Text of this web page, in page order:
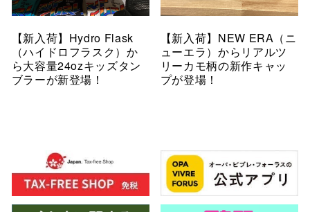
【新入荷】Hydro Flask
（ハイドロフラスク）か
ら大容量24ozキッズタン
ブラーが新登場！
【新入荷】NEW ERA（ニ
ューエラ）からリアルツ
リーカモ柄の新作キャッ
プが登場！